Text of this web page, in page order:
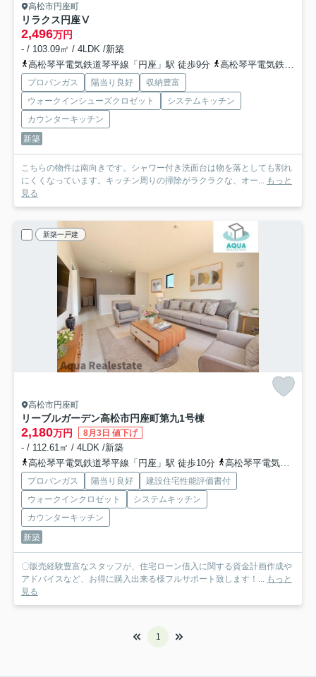
高松市円座町
リラクス円座Ⅴ
2,496万円
- / 103.09㎡ / 4LDK /新築
高松琴平電気鉄道琴平線「円座」駅 徒歩9分
高松琴平電気鉄道琴平線「一宮」駅 徒歩25分
プロパンガス 陽当り良好
収納豊富
ウォークインシューズクロゼット
システムキッチン
カウンターキッチン
新築
こちらの物件は南向きです。シャワー付き洗面台は物を落としても割れ
にくくなっています。キッチン周りの掃除がラクラクな、オー... もっと
見る
新築一戸建
高松市円座町
リーブルガーデン高松市円座町第九1号棟
2,180万円 8月3日 値下げ
- / 112.61㎡ / 4LDK /新築
高松琴平電気鉄道琴平線「円座」駅 徒歩10分
高松琴平電気鉄道琴平線「一宮」駅 徒歩30分
プロパンガス 陽当り良好
建設住宅性能評価書付
ウォークインクロゼット
システムキッチン
カウンターキッチン
新築
〇販売経験豊富なスタッフが、住宅ローン借入に関する資金計画作成や
アドバイスなど、お得に購入出来る様フルサポート致します！... もっと
見る
1